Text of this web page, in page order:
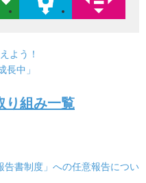
よう！
長中」
り組み一覧
書制度」への任意報告につい